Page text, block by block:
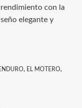
con la
elegante y
, EL MOTERO,